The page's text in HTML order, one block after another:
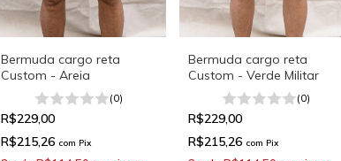
Bermuda cargo reta
Custom - Areia
(0)
R$229,00
R$215,26 com Pix
Bermuda cargo reta
Custom - Verde Militar
(0)
R$229,00
R$215,26 com Pix